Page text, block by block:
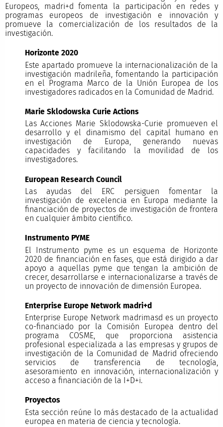
Europeos, madri+d fomenta la participación en redes y
programas europeos de investigación e innovación y
promueve la comercialización de los resultados de la
investigación.
Horizonte 2020
Este apartado promueve la internacionalización de la
investigación madrileña, fomentando la participación
en el Programa Marco de la Unión Europea de los
investigadores radicados en la Comunidad de Madrid.
Marie Sklodowska Curie Actions
Las Acciones Marie Sklodowska-Curie promueven el
desarrollo y el dinamismo del capital humano en
investigación de Europa, generando nuevas
capacidades y facilitando la movilidad de los
investigadores.
European Research Council
Las ayudas del ERC persiguen fomentar la
investigación de excelencia en Europa mediante la
financiación de proyectos de investigación de frontera
en cualquier ámbito científico.
Instrumento PYME
El Instrumento pyme es un esquema de Horizonte
2020 de financiación en fases, que está dirigido a dar
apoyo a aquellas pyme que tengan la ambición de
crecer, desarrollarse e internacionalizarse a través de
un proyecto de innovación de dimensión Europea.
Enterprise Europe Network madri+d
Enterprise Europe Network madrimasd es un proyecto
co-financiado por la Comisión Europea dentro del
programa COSME, que proporciona asistencia
profesional especializada a las empresas y grupos de
investigación de la Comunidad de Madrid ofreciendo
servicios de transferencia de tecnología,
asesoramiento en innovación, internacionalización y
acceso a financiación de la I+D+i.
Proyectos
Esta sección reúne lo más destacado de la actualidad
europea en materia de ciencia y tecnología.